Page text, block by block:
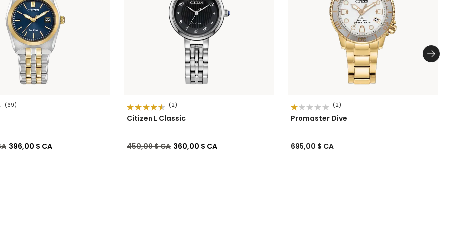
(69)
à396,00 $ CA
(2)
Citizen L Classic
Prix réduit de
450,00 $ CAà360,00 $ CA
(2)
Promaster Dive
695,00 $ CA